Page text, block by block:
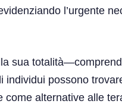
l’urgente
sua
possono
alternative alle